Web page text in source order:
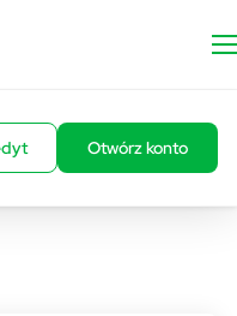
Otwórz konto